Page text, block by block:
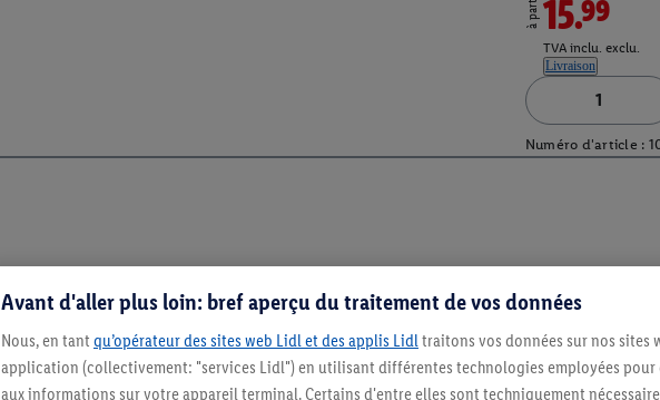
15.99
TVA inclu. exclu.
Livraison
Numéro d'article :
Avant d'aller plus loin: bref aperçu du traitement de vos données
Nous, en tant qu’opérateur des sites web Lidl et des applis Lidl traitons vos données sur nos sites
application (collectivement: "services Lidl") en utilisant différentes technologies employées pour
aux informations sur votre appareil terminal. Certains d'entre elles sont techniquement